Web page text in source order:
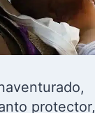
protector,